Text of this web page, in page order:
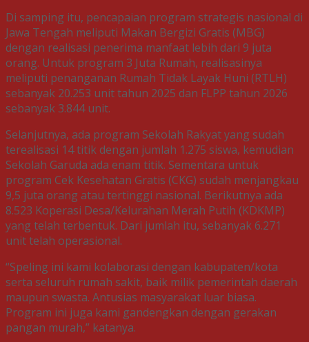
Di samping itu, pencapaian program strategis nasional di
Jawa Tengah meliputi Makan Bergizi Gratis (MBG)
dengan realisasi penerima manfaat lebih dari 9 juta
orang. Untuk program 3 Juta Rumah, realisasinya
meliputi penanganan Rumah Tidak Layak Huni (RTLH)
sebanyak 20.253 unit tahun 2025 dan FLPP tahun 2026
sebanyak 3.844 unit.
Selanjutnya, ada program Sekolah Rakyat yang sudah
terealisasi 14 titik dengan jumlah 1.275 siswa, kemudian
Sekolah Garuda ada enam titik. Sementara untuk
program Cek Kesehatan Gratis (CKG) sudah menjangkau
9,5 juta orang atau tertinggi nasional. Berikutnya ada
8.523 Koperasi Desa/Kelurahan Merah Putih (KDKMP)
yang telah terbentuk. Dari jumlah itu, sebanyak 6.271
unit telah operasional.
“Speling ini kami kolaborasi dengan kabupaten/kota
serta seluruh rumah sakit, baik milik pemerintah daerah
maupun swasta. Antusias masyarakat luar biasa.
Program ini juga kami gandengkan dengan gerakan
pangan murah,” katanya.